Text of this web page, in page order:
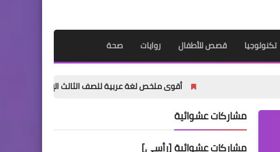
تكنولوجيا قصص للأطفال روايات صحة
أقوى ملخص لغة عربية للصف الثالث الإعدادي الترم الأول 2027 PDF | شرح وتدريبات وامتحانات وإجابات
مشاركات عشوائية
مشاركات عشوائية [رأسي]